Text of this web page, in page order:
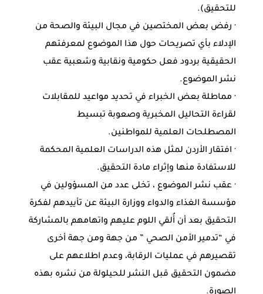
للتحقيق).
· رفض بعض المختصين في مجال البيئة والصحة من
الإدلاء بأي تصريحات حول هذا الموضوع لمعرفتهم
الحقيقية بردود فعل حكومية ونقابية وشعبية عقب
نشر الموضوع.
· مماطلة بعض الخبراء في تحديد مواعيد للمقابلات
لقراءة التحاليل المخبرية وصعوبة تبسيط
المصطلحات العلمية للمواطنين.
· افتقار الأردن لمثل هذه الدراسات العلمية المحكمة
للاستفادة منها وإثراء مادة التحقيق.
· عقب نشر الموضوع ، تخلى عدد من المسؤولين في
مؤسسة الغذاء والدواء ووزارة البيئة عن تأييدهم لفكرة
التحقيق بعد أن أُلقي اللوم عليهم واتهامهم بالمشاركة
في “تدمير الأمن الصحي ” من جهة ومن جهة أخرى
تقصيرهم في عمليات الرقابة، وعدم اطلاعهم على
مضمون التحقيق قبل النشر للحيلولة من نشره بهذه
الصورة.